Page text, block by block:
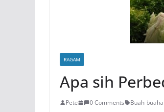
RAGAM
Apa sih
Pete 0 Comments Buah-